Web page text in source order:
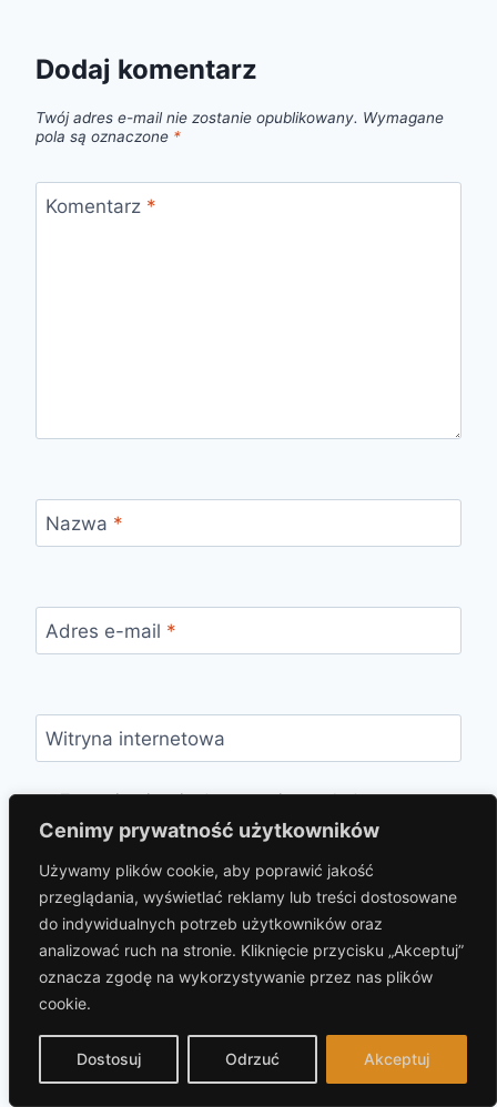
Cenimy prywatność użytkowników
Używamy plików cookie, aby poprawić jakość
przeglądania, wyświetlać reklamy lub treści dostosowane
do indywidualnych potrzeb użytkowników oraz
analizować ruch na stronie. Kliknięcie przycisku „Akceptuj”
oznacza zgodę na wykorzystywanie przez nas plików
cookie.
Dostosuj Odrzuć Akceptuj
Dodaj komentarz
Twój adres e-mail nie zostanie opublikowany. Wymagane
pola są oznaczone *
Komentarz *
Nazwa *
Adres e-mail *
Witryna internetowa
Zapamiętaj moje dane w tej przeglądarce
podczas pisania kolejnych komentarzy.
© 2026 hotelprzybaszcie.pl Motyw WordPress,
autor:Kadence WP